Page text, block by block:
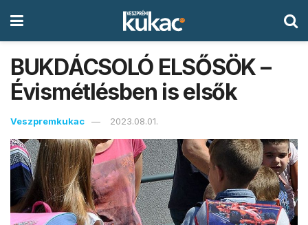
BUKDÁCSOLÓ ELSŐSÖK –
Évismétlésben is elsők
Veszpremkukac 2023.08.01.